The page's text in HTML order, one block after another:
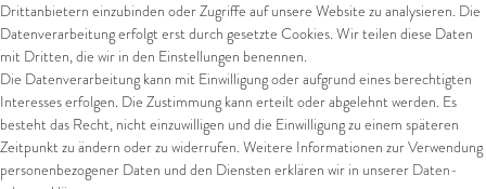
Kontaktformular
Arena in Arte GmbH
Marktgasse 2,
8600 Dübendorf
Tel: +41 44 821 60 40
AGB
Impressum
Datenschutz
Widerrufsrecht
Zahlung und Versand
Widerrufsformular
Drittanbietern einzubinden oder Zugriffe auf unsere Website zu analysieren. Die
Datenverarbeitung erfolgt erst durch gesetzte Cookies. Wir teilen diese Daten
mit Dritten, die wir in den Einstellungen benennen.
Die Datenverarbeitung kann mit Einwilligung oder aufgrund eines berechtigten
Interesses erfolgen. Die Zustimmung kann erteilt oder abgelehnt werden. Es
besteht das Recht, nicht einzuwilligen und die Einwilligung zu einem späteren
Zeitpunkt zu ändern oder zu widerrufen. Weitere Informationen zur Verwendung
personenbezogener Daten und den Diensten erklären wir in unserer Daten­